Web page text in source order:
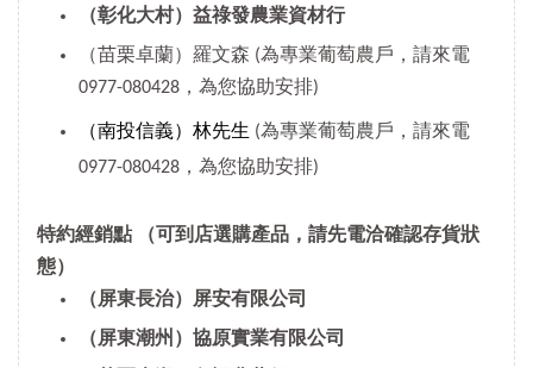
（彰化大村）益祿發農業資材行
（苗栗卓蘭）羅文森 (為專業葡萄農戶，請來電
0977-080428，為您協助安排)
（南投信義）林先生 (為專業葡萄農戶，請來電
0977-080428，為您協助安排)
特約經銷點
（可到店選購產品，請先電洽確認存貨狀
態）
（屏東長治）屏安有限公司
（屏東潮州）協原實業有限公司